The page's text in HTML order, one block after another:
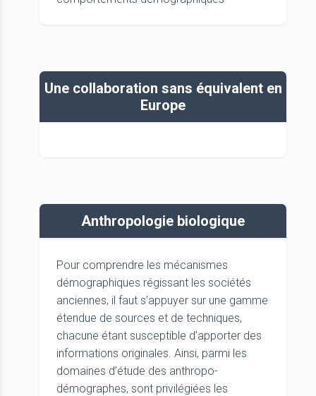
Une collaboration sans équivalent en
Europe
Anthropologie biologique
Pour comprendre les mécanismes
démographiques régissant les sociétés
anciennes, il faut s’appuyer sur une gamme
étendue de sources et de techniques,
chacune étant susceptible d’apporter des
informations originales. Ainsi, parmi les
domaines d’étude des anthropo-
démographes, sont privilégiées les